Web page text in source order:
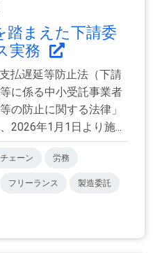
踏まえた下請委
実務
払遅延等防止法（下請
に係る中小受託事業者
の防止に関する法律」
2026年1月1日より施...
ェーン 労務
フリーランス 製造委託